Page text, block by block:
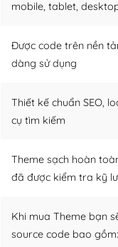
mobile, tablet,
Được code trên nền
dàng sử dụng
Thiết kế chuẩn SEO,
cụ tìm kiếm
Theme sạch hoàn
đã được kiểm tra kỹ
Khi mua Theme bạn
source code bao